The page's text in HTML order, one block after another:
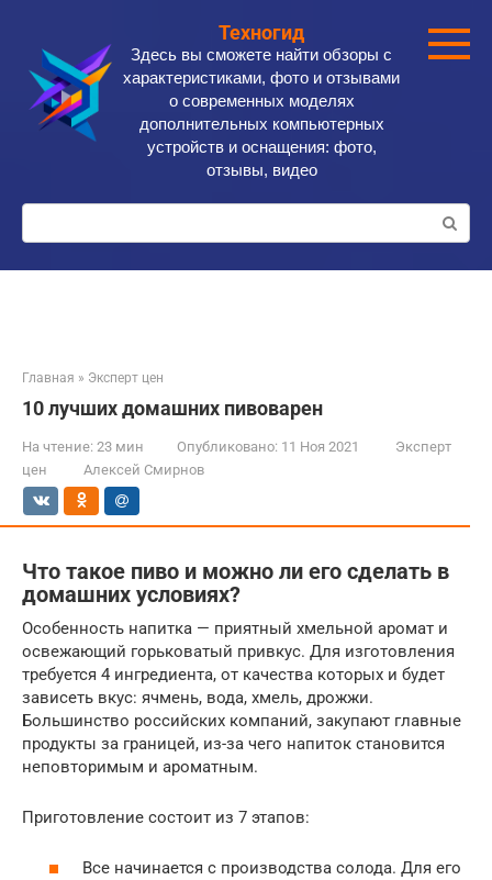
контенту
Техногид
Здесь вы сможете найти обзоры с
характеристиками, фото и отзывами
о современных моделях
дополнительных компьютерных
устройств и оснащения: фото,
отзывы, видео
Поиск:
Главная » Эксперт цен
10 лучших домашних пивоварен
На чтение: 23 мин Опубликовано: 11 Ноя 2021
Эксперт
цен
Алексей Смирнов
Что такое пиво и можно ли его сделать в
домашних условиях?
Особенность напитка — приятный хмельной аромат и
освежающий горьковатый привкус. Для изготовления
требуется 4 ингредиента, от качества которых и будет
зависеть вкус: ячмень, вода, хмель, дрожжи.
Большинство российских компаний, закупают главные
продукты за границей, из-за чего напиток становится
неповторимым и ароматным.
Приготовление состоит из 7 этапов:
Все начинается с производства солода. Для его